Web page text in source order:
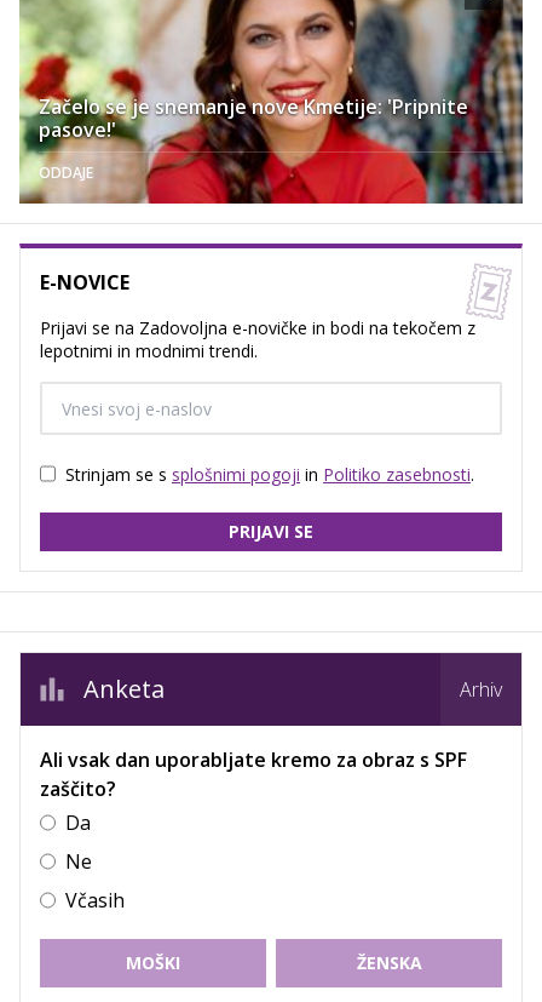
Začelo se je snemanje nove Kmetije: 'Pripnite
pasove!'
ODDAJE
E-NOVICE
Prijavi se na Zadovoljna e-novičke in bodi na tekočem z
lepotnimi in modnimi trendi.
Strinjam se s splošnimi pogoji in Politiko zasebnosti.
PRIJAVI SE
Anketa Arhiv
Ali vsak dan uporabljate kremo za obraz s SPF
zaščito?
Da
Ne
Včasih
MOŠKI ŽENSKA